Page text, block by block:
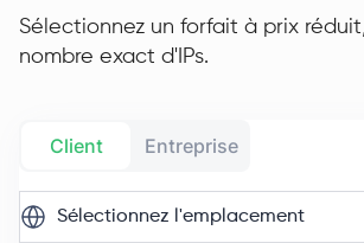
Sélectionnez un forfait à prix
nombre exact d'IPs.
Client Entreprise
Sélectionnez l'emplacement